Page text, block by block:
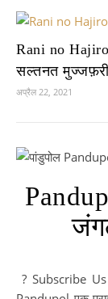
Rani no Hajiro
सल्तनत
अप्रैल 22, 2021
? Subscribe